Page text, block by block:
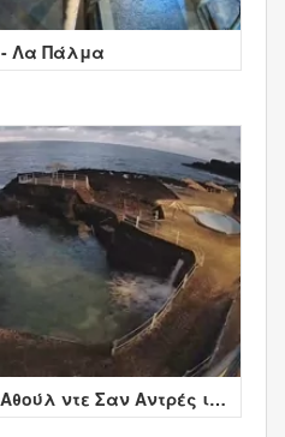
- Λα Πάλμα
ντε Σαν Αντρές ι